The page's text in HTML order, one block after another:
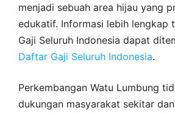
menjadi sebuah area hijau yang
edukatif. Informasi lebih lengkap
Gaji Seluruh Indonesia dapat
Daftar Gaji Seluruh Indonesia.
Perkembangan Watu Lumbung
dukungan masyarakat sekitar